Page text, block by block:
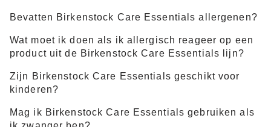
Bevatten Birkenstock Care Essentials allergenen?
Wat moet ik doen als ik allergisch reageer op een
product uit de Birkenstock Care Essentials lijn?
Zijn Birkenstock Care Essentials geschikt voor
kinderen?
Mag ik Birkenstock Care Essentials gebruiken als